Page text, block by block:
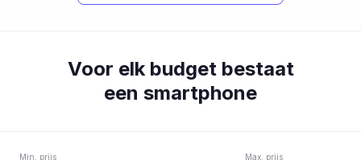
Voor elk budget bestaat
een smartphone
Min. prijs Max. prijs